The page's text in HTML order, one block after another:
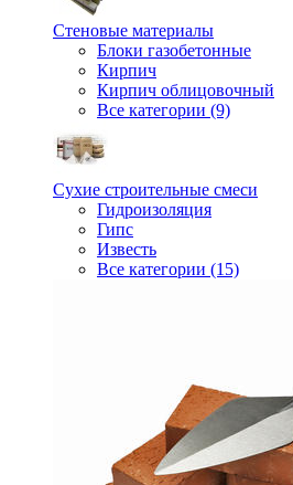
Стеновые материалы
Блоки газобетонные
Кирпич
Кирпич облицовочный
Все категории (9)
Сухие строительные смеси
Гидроизоляция
Гипс
Известь
Все категории (15)